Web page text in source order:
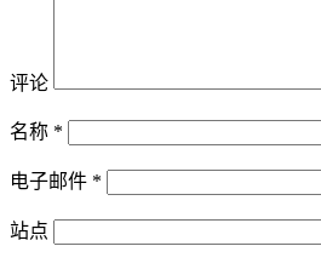
评论
名称 *
电子邮件 *
站点